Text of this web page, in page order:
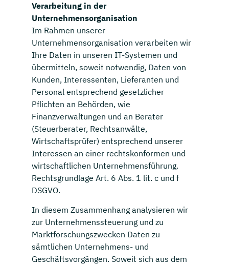
Verarbeitung in der
Unternehmensorganisation
Im Rahmen unserer
Unternehmensorganisation verarbeiten wir
Ihre Daten in unseren IT-Systemen und
übermitteln, soweit notwendig, Daten von
Kunden, Interessenten, Lieferanten und
Personal entsprechend gesetzlicher
Pflichten an Behörden, wie
Finanzverwaltungen und an Berater
(Steuerberater, Rechtsanwälte,
Wirtschaftsprüfer) entsprechend unserer
Interessen an einer rechtskonformen und
wirtschaftlichen Unternehmensführung.
Rechtsgrundlage Art. 6 Abs. 1 lit. c und f
DSGVO.
In diesem Zusammenhang analysieren wir
zur Unternehmenssteuerung und zu
Marktforschungszwecken Daten zu
sämtlichen Unternehmens- und
Geschäftsvorgängen. Soweit sich aus dem